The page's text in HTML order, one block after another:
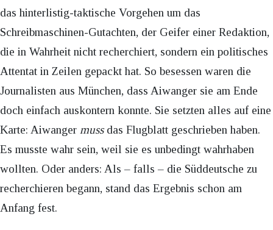
das hinterlistig-taktische Vorgehen um das
Schreibmaschinen-Gutachten, der Geifer einer Redaktion,
die in Wahrheit nicht recherchiert, sondern ein politisches
Attentat in Zeilen gepackt hat. So besessen waren die
Journalisten aus München, dass Aiwanger sie am Ende
doch einfach auskontern konnte. Sie setzten alles auf eine
Karte: Aiwanger mussdas Flugblatt geschrieben haben.
Es musste wahr sein, weil sie es unbedingt wahrhaben
wollten. Oder anders: Als – falls – die Süddeutsche zu
recherchieren begann, stand das Ergebnis schon am
Anfang fest.